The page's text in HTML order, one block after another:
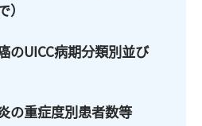
のUICC病期分類別並び
の重症度別患者数等